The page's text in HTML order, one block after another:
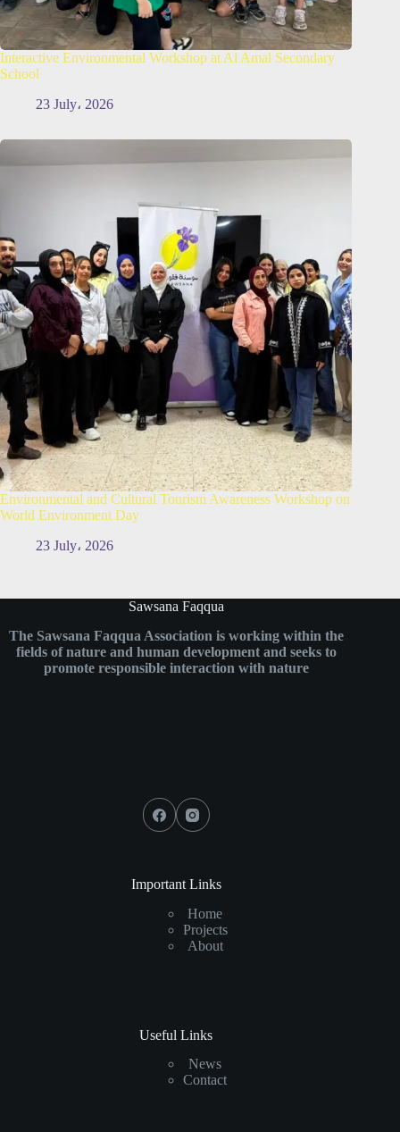
Interactive Environmental Workshop at Al Amal Secondary
School
23 July، 2026
Environmental and Cultural Tourism Awareness Workshop on
World Environment Day
23 July، 2026
Sawsana Faqqua
The Sawsana Faqqua Association is working within the
fields of nature and human development and seeks to
promote responsible interaction with nature
Important Links
Home
Projects
About
Useful Links
News
Contact